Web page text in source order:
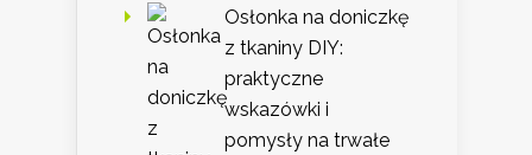
Osłonka na doniczkę
z tkaniny DIY:
praktyczne
wskazówki i
pomysły na trwałe